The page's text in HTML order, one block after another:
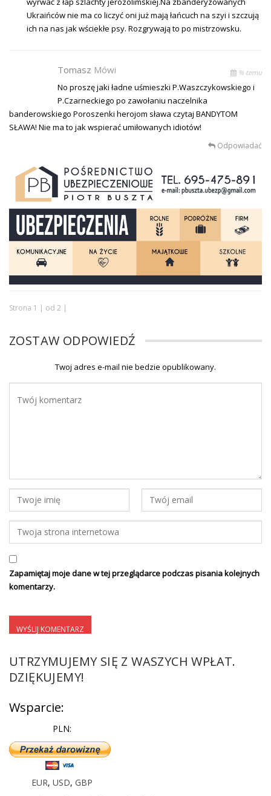
Ukraińców nie ma co liczyć oni już mają łańcuch na szyi i szczują
ich na nas jak wściekłe psy. Rozgrywają to po mistrzowsku.
Tomasz Mówi % temu
No proszę jaki ładne uśmieszki P.Waszczykowskiego i
P.Czarneckiego po zawołaniu naczelnika
banderowskiego Poroszenki herojom sława czytaj BANDYTOM
SŁAWA! Nie ma to jak wspierać umiłowanych idiotów!
Odpowiadać
Strona 1 | od 2 |
ZOSTAW ODPOWIEDŹ
Twoj adres e-mail nie bedzie opublikowany.
Zapamiętaj moje dane w tej przeglądarce podczas pisania kolejnych
komentarzy.
UTRZYMUJEMY SIĘ Z WASZYCH WPŁAT.
DZIĘKUJEMY!
Wsparcie:
PLN:
EUR, USD, GBP